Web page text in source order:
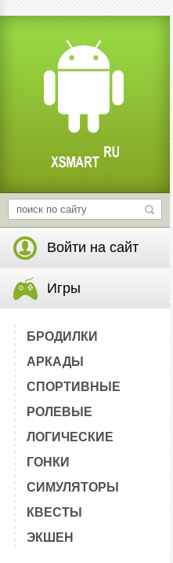
Войти на сайт
Игры
БРОДИЛКИ
АРКАДЫ
СПОРТИВНЫЕ
РОЛЕВЫЕ
ЛОГИЧЕСКИЕ
ГОНКИ
СИМУЛЯТОРЫ
КВЕСТЫ
ЭКШЕН